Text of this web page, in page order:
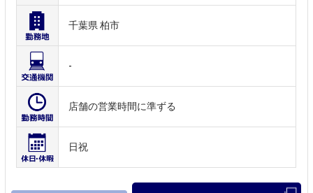
千葉県 柏市
-
店舗の営業時間に準ずる
日祝